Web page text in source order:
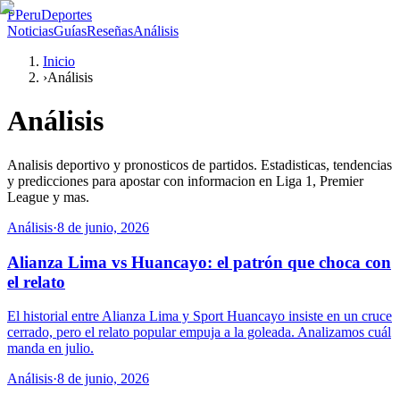
PPeruDeportes
NoticiasGuíasReseñasAnálisis
Inicio
›Análisis
Análisis
Analisis deportivo y pronosticos de partidos. Estadisticas, tendencias
y predicciones para apostar con informacion en Liga 1, Premier
League y mas.
Análisis·8 de junio, 2026
Alianza Lima vs Huancayo: el patrón que choca con
el relato
El historial entre Alianza Lima y Sport Huancayo insiste en un cruce
cerrado, pero el relato popular empuja a la goleada. Analizamos cuál
manda en julio.
Análisis·8 de junio, 2026